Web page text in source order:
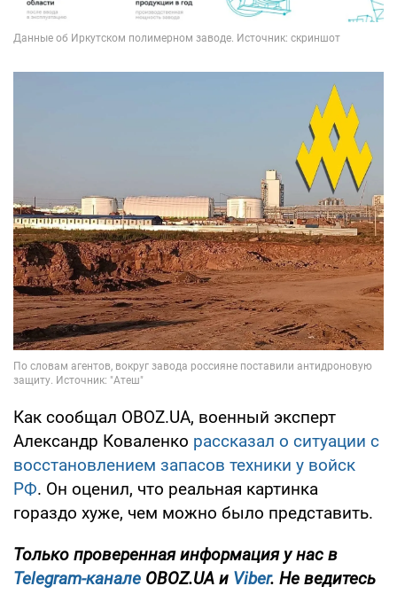
Как сообщал OBOZ.UA, военный эксперт
Александр Коваленко рассказал о ситуации с
восстановлением запасов техники у войск
РФ. Он оценил, что реальная картинка
гораздо хуже, чем можно было представить.
Только проверенная информация у нас в
Telegram-канале OBOZ.UA и Viber. Не ведитесь